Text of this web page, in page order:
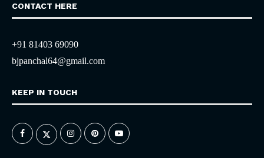
CONTACT HERE
+91 81403 69090
bjpanchal64@gmail.com
KEEP IN TOUCH